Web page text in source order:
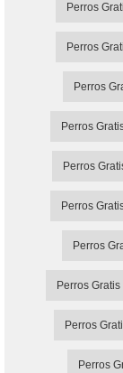
Perros
Perros
Perros
Perros
Perros
Perros
Perros
Perros
Perros
Perros